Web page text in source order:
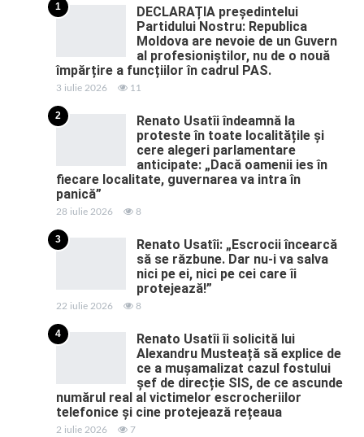
1
DECLARAȚIA președintelui
Partidului Nostru: Republica
Moldova are nevoie de un Guvern
al profesioniștilor, nu de o nouă
împărțire a funcțiilor în cadrul PAS.
3 iulie 2026 11
2
Renato Usatîi îndeamnă la
proteste în toate localitățile și
cere alegeri parlamentare
anticipate: „Dacă oamenii ies în
fiecare localitate, guvernarea va intra în
panică”
28 iulie 2026 8
3
Renato Usatîi: „Escrocii încearcă
să se răzbune. Dar nu-i va salva
nici pe ei, nici pe cei care îi
protejează!”
22 iulie 2026 8
4
Renato Usatîi îi solicită lui
Alexandru Musteață să explice de
ce a mușamalizat cazul fostului
șef de direcție SIS, de ce ascunde
numărul real al victimelor escrocheriilor
telefonice și cine protejează rețeaua
2 iulie 2026 7